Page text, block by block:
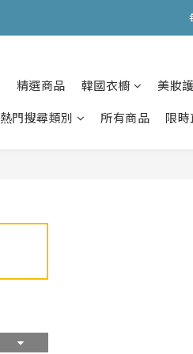
會員購物滿
精選商品 韓國衣櫥
美妝
熱門搜尋類別 所有商品 限